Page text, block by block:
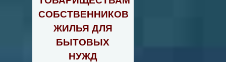
СОБСТВЕННИКОВ
ЖИЛЬЯ ДЛЯ
БЫТОВЫХ
НУЖД